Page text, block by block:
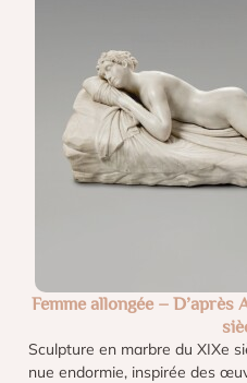
Femme allongée –
Sculpture en marbre du XIXe
nue endormie, inspirée des